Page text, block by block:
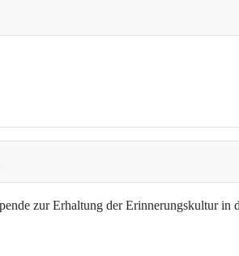
zur Erhaltung der Erinnerungskultur in